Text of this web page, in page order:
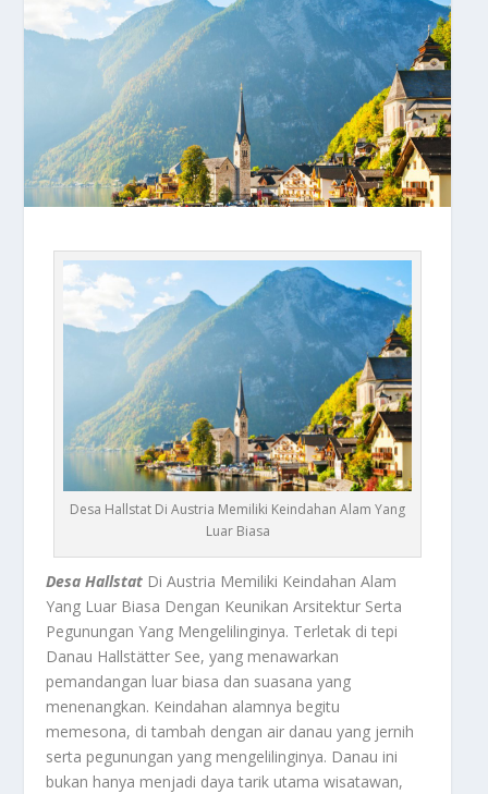
Desa Hallstat Di Austria Memiliki Keindahan Alam Yang
Luar Biasa
Desa Hallstat Di Austria Memiliki Keindahan Alam
Yang Luar Biasa Dengan Keunikan Arsitektur Serta
Pegunungan Yang Mengelilinginya. Terletak di tepi
Danau Hallstätter See, yang menawarkan
pemandangan luar biasa dan suasana yang
menenangkan. Keindahan alamnya begitu
memesona, di tambah dengan air danau yang jernih
serta pegunungan yang mengelilinginya. Danau ini
bukan hanya menjadi daya tarik utama wisatawan,